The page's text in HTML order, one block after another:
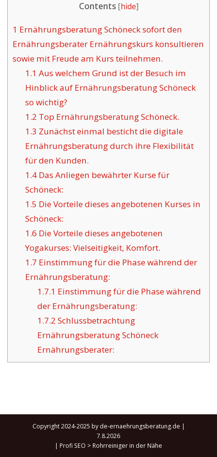
Contents [hide]
1 Ernährungsberatung Schöneck sofort den
Ernährungsberater Ernährungskurs konsultieren
sowie mit Freude am Kurs teilnehmen.
1.1 Aus welchem Grund ist der Besuch im
Hinblick auf Ernährungsberatung Schöneck
so wichtig?
1.2 Top Ernährungsberatung Schöneck.
1.3 Zunächst einmal besticht die digitale
Ernährungsberatung durch ihre Flexibilität
für den Kunden.
1.4Das Anliegen bewährter Kurse für
Schöneck:
1.5 Die Vorteile dieses angebotenen Kurses in
Schöneck:
1.6 Die Vorteile dieses angebotenen
Yogakurses: Vielseitigkeit, Komfort.
1.7 Einstimmung für die Phase während der
Ernährungsberatung:
1.7.1 Einstimmung für die Phase während
der Ernährungsberatung:
1.7.2 Schlussbetrachtung
Ernährungsberatung Schöneck
Ernährungsberater:
Copyright 2024-2025 by de-ernaehrungsberatung.de |
7.8.2026
| Profi SEO > Rohrreiniger in der Nähe